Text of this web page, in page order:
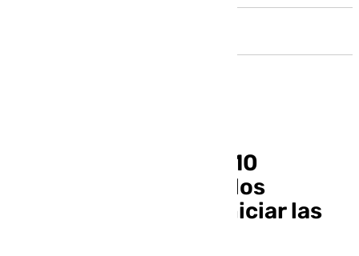
La Junta adelantará 10
millones de euros de los
Presupuestos para iniciar las